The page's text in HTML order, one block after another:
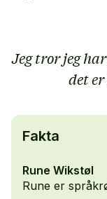
Jeg tror jeg
det
Fakta
Rune Wikstøl
Rune er